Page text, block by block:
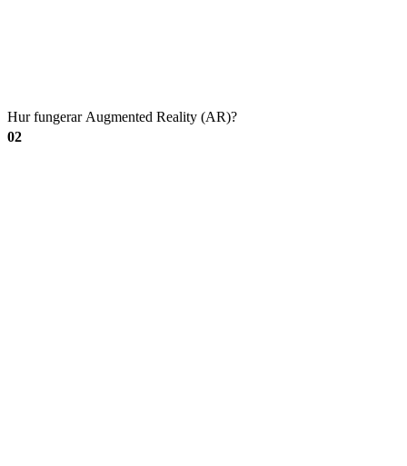
Hur fungerar Augmented Reality (AR)?
02